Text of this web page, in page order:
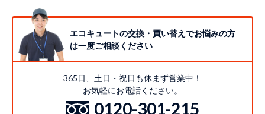
エコキュートの交換・買い替えでお悩みの方
は一度ご相談ください
365日、土日・祝日も休まず営業中！
お気軽にお電話ください。
0120-301-215